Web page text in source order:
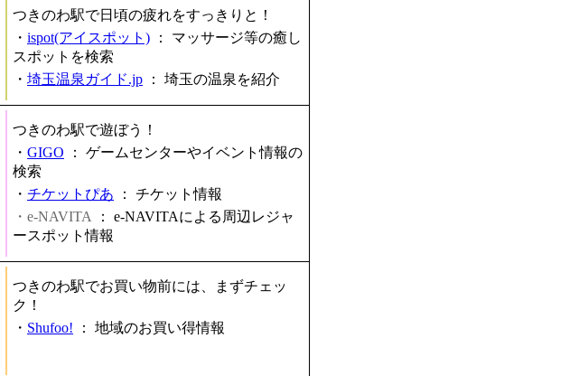
つきのわ駅で日頃の疲れをすっきりと！
・ ispot(アイスポット) ： マッサージ等の癒し
スポットを検索
・ 埼玉温泉ガイド.jp ： 埼玉の温泉を紹介
つきのわ駅で遊ぼう！
・ GIGO ： ゲームセンターやイベント情報の
検索
・ チケットぴあ ： チケット情報
・e-NAVITA
： e-NAVITAによる周辺レジャ
ースポット情報
つきのわ駅でお買い物前には、まずチェッ
ク！
・ Shufoo! ： 地域のお買い得情報